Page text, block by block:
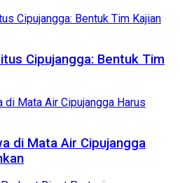
Cipujangga: Bentuk Tim
di Mata Air Cipujangga